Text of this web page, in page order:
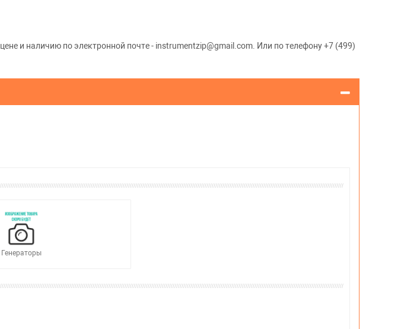
и наличию по электронной почте - instrumentzip@gmail.com. Или по телефону +7 (499)
Генераторы